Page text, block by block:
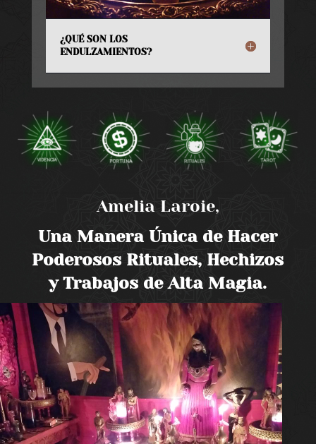
¿QUÉ SON LOS
ENDULZAMIENTOS?
Amelia Laroie,
Una Manera Única de Hacer
Poderosos Rituales, Hechizos
y Trabajos de Alta Magia.